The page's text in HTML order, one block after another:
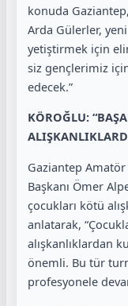
konuda
Arda Gülerler,
yetiştirmek için
siz gençlerimiz
edecek.”
KÖROĞLU:
Gaziantep
Başkanı Ömer
çocukları kötü
anlatarak,
alışkanlıklardan
önemli. Bu tür
profesyonele